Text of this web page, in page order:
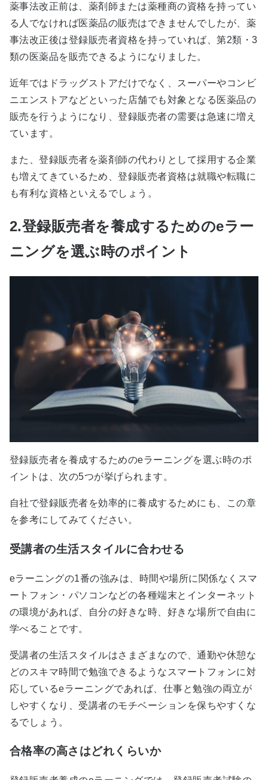
薬事法改正前は、薬剤師または薬種商の資格を持ってい
る人でなければ医薬品の販売はできませんでしたが、薬
事法改正後は登録販売者資格を持っていれば、第2類・3
類の医薬品を販売できるようになりました。
近年ではドラッグストアだけでなく、スーパーやコンビ
ニエンストアなどといった店舗でも対象となる医薬品の
販売を行うようになり、登録販売者の需要は急速に増え
ています。
また、登録販売者を薬剤師の代わりとして採用する企業
も増えてきているため、登録販売者資格は就職や転職に
も有利な資格といえるでしょう。
2.登録販売者を養成するためのeラー
ニングを選ぶ時のポイント
登録販売者を養成するためのeラーニングを選ぶ時のポ
イントは、次の5つが挙げられます。
自社で登録販売者を効率的に養成するためにも、この章
を参考にしてみてください。
受講者の生活スタイルに合わせる
eラーニングの1番の強みは、時間や場所に関係なくスマ
ートフォン・パソコンなどの各種端末とインターネット
の環境があれば、自分の好きな時、好きな場所で自由に
学べることです。
受講者の生活スタイルはさまざまなので、通勤や休憩な
どのスキマ時間で勉強できるようなスマートフォンに対
応しているeラーニングであれば、仕事と勉強の両立が
しやすくなり、受講者のモチベーションを保ちやすくな
るでしょう。
合格率の高さはどれくらいか